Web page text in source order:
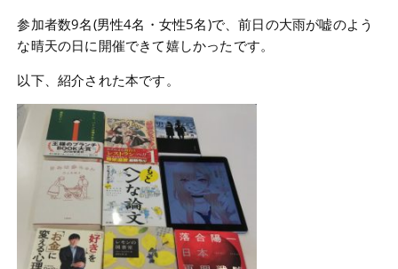
参加者数9名(男性4名・女性5名)で、前日の大雨が嘘のよう
な晴天の日に開催できて嬉しかったです。
以下、紹介された本です。